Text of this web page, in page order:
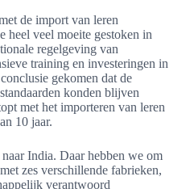
de import van leren
heel veel moeite gestoken in
regelgeving van
training en investeringen in
gekomen dat de
konden blijven
met het importeren van leren
10 jaar.
India. Daar hebben we om
zes verschillende fabrieken,
verantwoord